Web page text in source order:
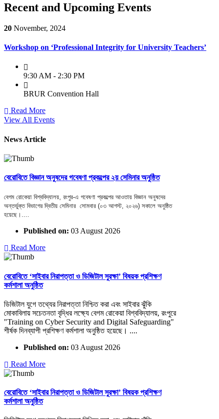
Recent and Upcoming Events
20 November, 2024
Workshop on ‘Professional Integrity for University Teachers’
9:30 AM - 2:30 PM
BRUR Convention Hall
Read More
View All Events
News Article
বেরোবিতে বিজ্ঞান অনুষদের গবেষণা প্রকল্পের ২য় সেমিনার অনুষ্ঠিত
বেগম রোকেয়া বিশ্ববিদ্যালয়, রংপুর-এ গবেষণা প্রকল্পের আওতায় বিজ্ঞান অনুষদের
অন্তর্ভুক্ত বিভাগের দ্বিতীয় সেমিনার সোমবার (০৩ আগস্ট, ২০২৬) সকালে অনুষ্ঠিত
হয়েছে।....
Published on: 03 August 2026
Read More
বেরোবিতে ‘সাইবার নিরাপত্তা ও ডিজিটাল সুরক্ষা’ বিষয়ক প্রশিক্ষণ
কর্মশালা অনুষ্ঠিত
ডিজিটাল যুগে তথ্যের নিরাপত্তা নিশ্চিত করা এবং সাইবার ঝুঁকি
মোকাবিলায় সচেতনতা বৃদ্ধির লক্ষ্যে বেগম রোকেয়া বিশ্ববিদ্যালয়, রংপুরে
"Training on Cyber Security and Digital Safeguarding"
শীর্ষক দিনব্যাপী প্রশিক্ষণ কর্মশালা অনুষ্ঠিত হয়েছে। ....
Published on: 03 August 2026
Read More
বেরোবিতে ‘সাইবার নিরাপত্তা ও ডিজিটাল সুরক্ষা’ বিষয়ক প্রশিক্ষণ
কর্মশালা অনুষ্ঠিত